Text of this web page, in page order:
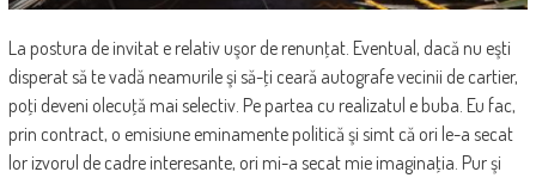
La postura de invitat e relativ uşor de renunţat. Eventual, dacă nu eşti
disperat să te vadă neamurile şi să-ţi ceară autografe vecinii de cartier,
poţi deveni olecuţă mai selectiv. Pe partea cu realizatul e buba. Eu fac,
prin contract, o emisiune eminamente politică şi simt că ori le-a secat
lor izvorul de cadre interesante, ori mi-a secat mie imaginaţia. Pur şi